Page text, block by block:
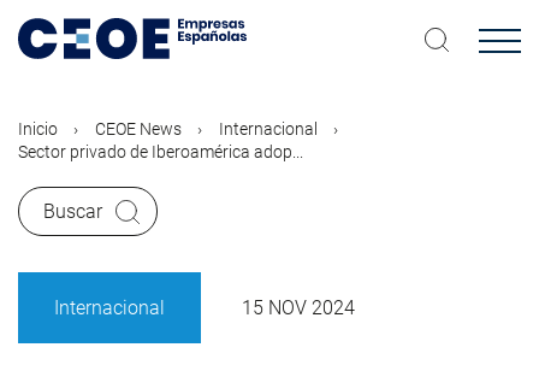
contenido
Inicio CEOE News
Internacional
Sector privado de Iberoamérica adop...
Buscar
Internacional 15 NOV 2024